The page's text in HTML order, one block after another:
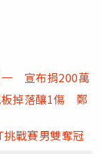
一 宣布捐200萬
板掉落釀1傷 鄭
戰賽男雙奪冠